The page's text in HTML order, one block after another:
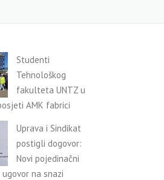
Studenti
Tehnološkog
fakulteta UNTZ u
AMK fabrici
Uprava i Sindikat
postigli dogovor:
Novi pojedinačni
na snazi